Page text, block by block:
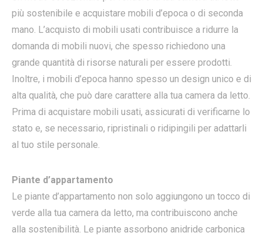
più sostenibile e acquistare mobili d’epoca o di seconda
mano. L’acquisto di mobili usati contribuisce a ridurre la
domanda di mobili nuovi, che spesso richiedono una
grande quantità di risorse naturali per essere prodotti.
Inoltre, i mobili d’epoca hanno spesso un design unico e di
alta qualità, che può dare carattere alla tua camera da letto.
Prima di acquistare mobili usati, assicurati di verificarne lo
stato e, se necessario, ripristinali o ridipingili per adattarli
al tuo stile personale.
Piante d’appartamento
Le piante d’appartamento non solo aggiungono un tocco di
verde alla tua camera da letto, ma contribuiscono anche
alla sostenibilità. Le piante assorbono anidride carbonica